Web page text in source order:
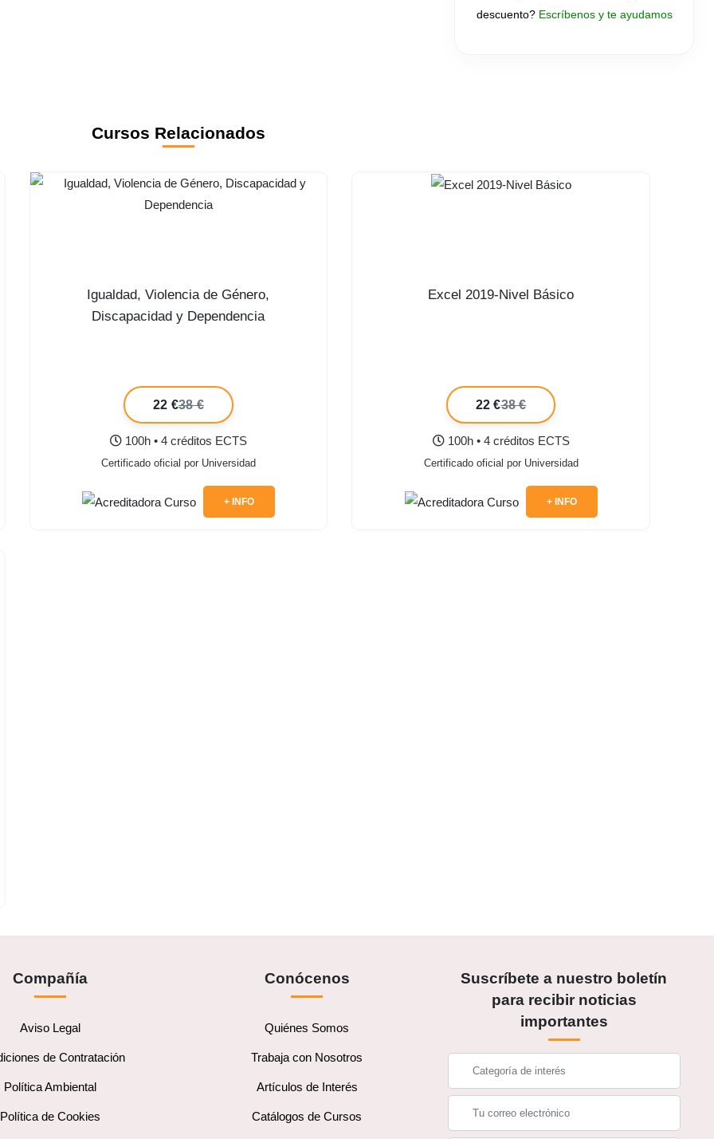
descuento? Escríbenos y te ayudamos
Cursos Relacionados
Igualdad, Violencia de Género,
Discapacidad y Dependencia
22 €38 €
100h • 4 créditos ECTS
Certificado oficial por Universidad
+ INFO
Excel 2019-Nivel Básico
22 €38 €
100h • 4 créditos ECTS
Certificado oficial por Universidad
+ INFO
Compañía
Aviso Legal
de Contratación
Política Ambiental
Política de Cookies
Conócenos
Quiénes Somos
Trabaja con Nosotros
Artículos de Interés
Catálogos de Cursos
Suscríbete a nuestro boletín
para recibir noticias
importantes